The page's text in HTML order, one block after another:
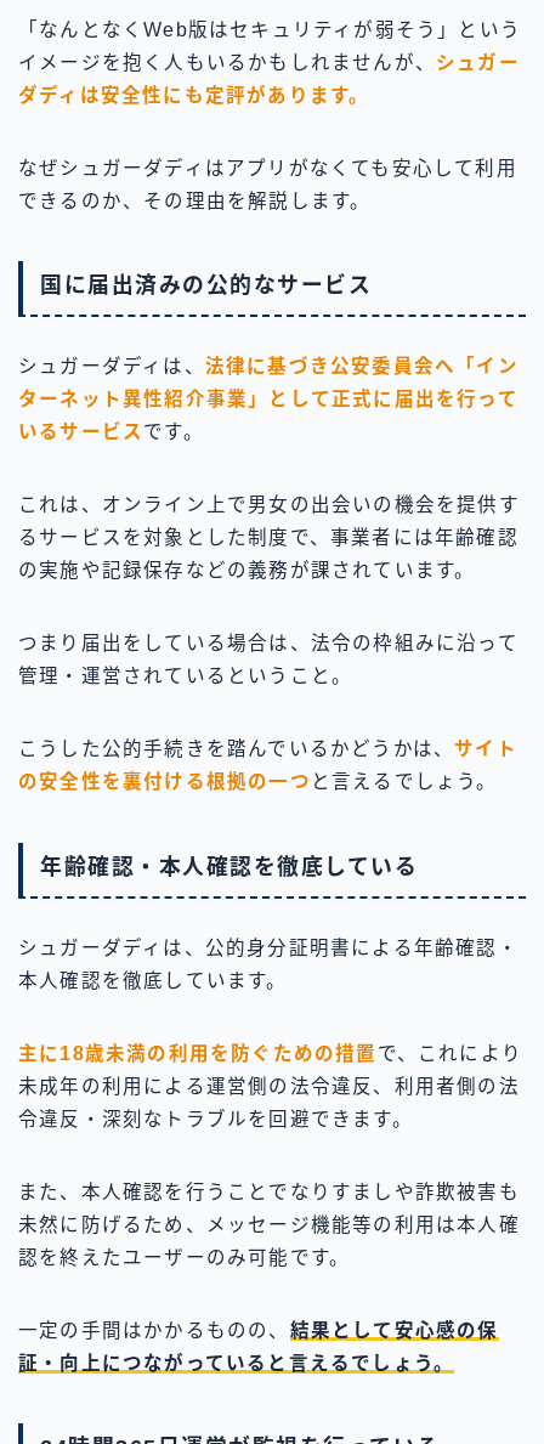
「なんとなくWeb版はセキュリティが弱そう」という
イメージを抱く人もいるかもしれませんが、 シュガー
ダディは安全性にも定評があります。
なぜシュガーダディはアプリがなくても安心して利用
できるのか、その理由を解説します。
国に届出済みの公的なサービス
シュガーダディは、 法律に基づき公安委員会へ「イン
ターネット異性紹介事業」として正式に届出を行って
いるサービス です。
これは、オンライン上で男女の出会いの機会を提供す
るサービスを対象とした制度で、事業者には年齢確認
の実施や記録保存などの義務が課されています。
つまり届出をしている場合は、法令の枠組みに沿って
管理・運営されているということ。
こうした公的手続きを踏んでいるかどうかは、サイト
の安全性を裏付ける根拠の一つ と言えるでしょう。
年齢確認・本人確認を徹底している
シュガーダディは、公的身分証明書による年齢確認・
本人確認を徹底しています。
主に18歳未満の利用を防ぐための措置 で、これにより
未成年の利用による運営側の法令違反、利用者側の法
令違反・深刻なトラブルを回避できます。
また、本人確認を行うことでなりすましや詐欺被害も
未然に防げるため、メッセージ機能等の利用は本人確
認を終えたユーザーのみ可能です。
一定の手間はかかるものの、 結果として安心感の保
証・向上につながっていると言えるでしょう。